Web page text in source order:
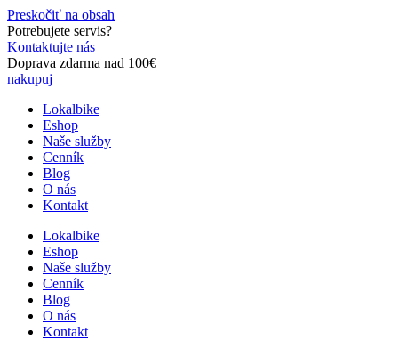
Preskočiť na obsah
Potrebujete servis?
Kontaktujte nás
Doprava zdarma nad 100€
nakupuj
Lokalbike
Eshop
Naše služby
Cenník
Blog
O nás
Kontakt
Lokalbike
Eshop
Naše služby
Cenník
Blog
O nás
Kontakt